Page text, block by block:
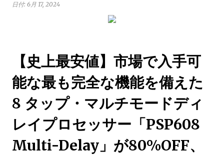
日付: 6月 17, 2024
【史上最安値】市場で入手可
能な最も完全な機能を備えた
8 タップ・マルチモードディ
レイプロセッサー「PSP608
Multi-Delay」が80%OFF、